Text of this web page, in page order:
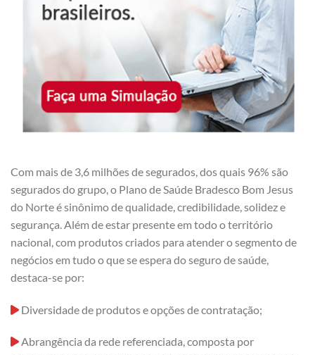
Com mais de 3,6 milhões de segurados, dos quais 96% são
segurados do grupo, o Plano de Saúde Bradesco Bom Jesus
do Norte é sinônimo de qualidade, credibilidade, solidez e
segurança. Além de estar presente em todo o território
nacional, com produtos criados para atender o segmento de
negócios em tudo o que se espera do seguro de saúde,
destaca-se por:
Diversidade de produtos e opções de contratação;
Abrangência da rede referenciada, composta por